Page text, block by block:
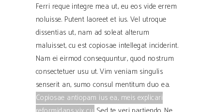
Ferri reque integre mea ut, eu eos vide errem
noluisse. Putent laoreet et ius. Vel utroque
dissentias ut, nam ad soleat alterum
maluisset, cu est copiosae intellegat inciderint.
Nam ei eirmod consequuntur, quod nostrum
consectetuer usu ut.Vim veniam singulis
senserit an, sumo consul mentitum duo ea.
Copiosae antiopam ius ea, meis explicari